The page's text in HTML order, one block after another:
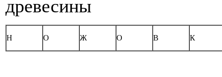
древесины
Н О Ж О В К